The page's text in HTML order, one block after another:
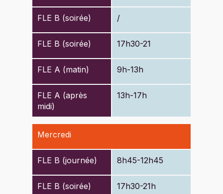
FLE B (soirée)
FLE B (soirée)
FLE A (matin)
FLE A (après
midi)
/
17h30-21
9h-13h
13h-17h
FLE B (journée)
FLE B (soirée)
Mercredi
8h45-12h45
17h30-21h